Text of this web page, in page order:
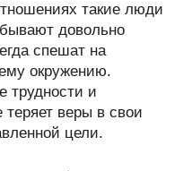
такие люди
довольно
спешат на
окружению.
трудности и
веры в свои
цели.